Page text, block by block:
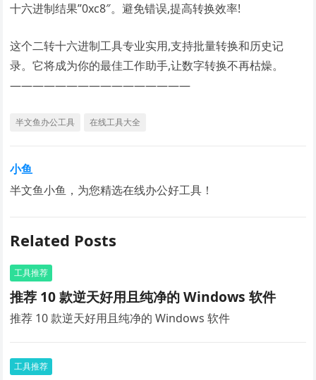
十六进制结果”0xc8″。避免错误,提高转换效率!
这个二转十六进制工具专业实用,支持批量转换和历史记
录。它将成为你的最佳工作助手,让数字转换不再枯燥。
————————————————
半文鱼办公工具 在线工具大全
小鱼
半文鱼小鱼，为您精选在线办公好工具！
Related Posts
工具推荐
推荐 10 款逆天好用且纯净的 Windows 软件
推荐 10 款逆天好用且纯净的 Windows 软件
工具推荐